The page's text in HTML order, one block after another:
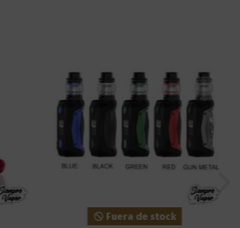
Fuera de stock